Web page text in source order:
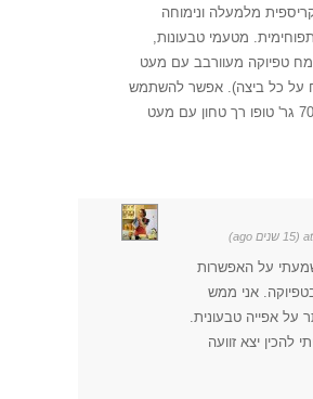
מלמעלה ונימוחה
מטעמי טבעונות,
טפיוקה מעוורבב עם מעט
על כל ביצה). אפשר להשתמש
לצורך העניין גם בטופו (70 גר' טופו רך טחון עם מעט
על האפשרות
אני ממש
על אפייה טבעונית.
להכין יצא זוועה